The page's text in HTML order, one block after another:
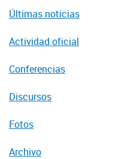
Últimas noticias
Actividad oficial
Conferencias
Discursos
Fotos
Archivo